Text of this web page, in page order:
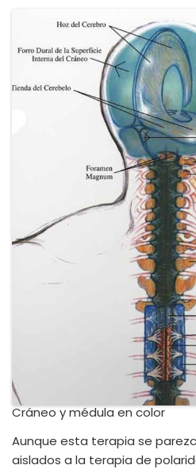
Cráneo y médula en color
Aunque esta terapia se
aislados a la terapia de